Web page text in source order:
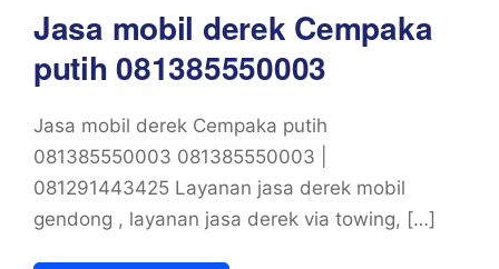
Jasa mobil derek Cempaka
putih 081385550003
Jasa mobil derek Cempaka putih
081385550003 081385550003 |
081291443425 Layanan jasa derek mobil
gendong , layanan jasa derek via towing, […]